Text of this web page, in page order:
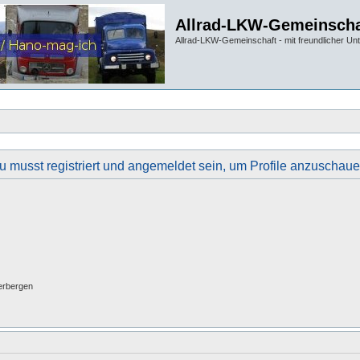
Allrad-LKW-
Allrad-LKW-Gemeinschaft - mit freundlicher
musst registriert und angemeldet sein, um Profile